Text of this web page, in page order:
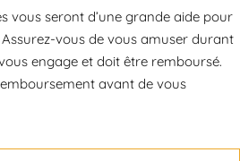
vous seront d’une grande aide pour
vous de vous amuser durant
engage et doit être remboursé.
avant de vous